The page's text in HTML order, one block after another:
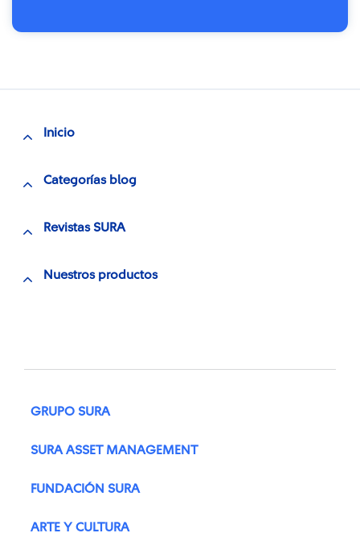
Inicio
Categorías blog
Revistas SURA
Nuestros productos
GRUPO SURA
SURA ASSET MANAGEMENT
FUNDACIÓN SURA
ARTE Y CULTURA